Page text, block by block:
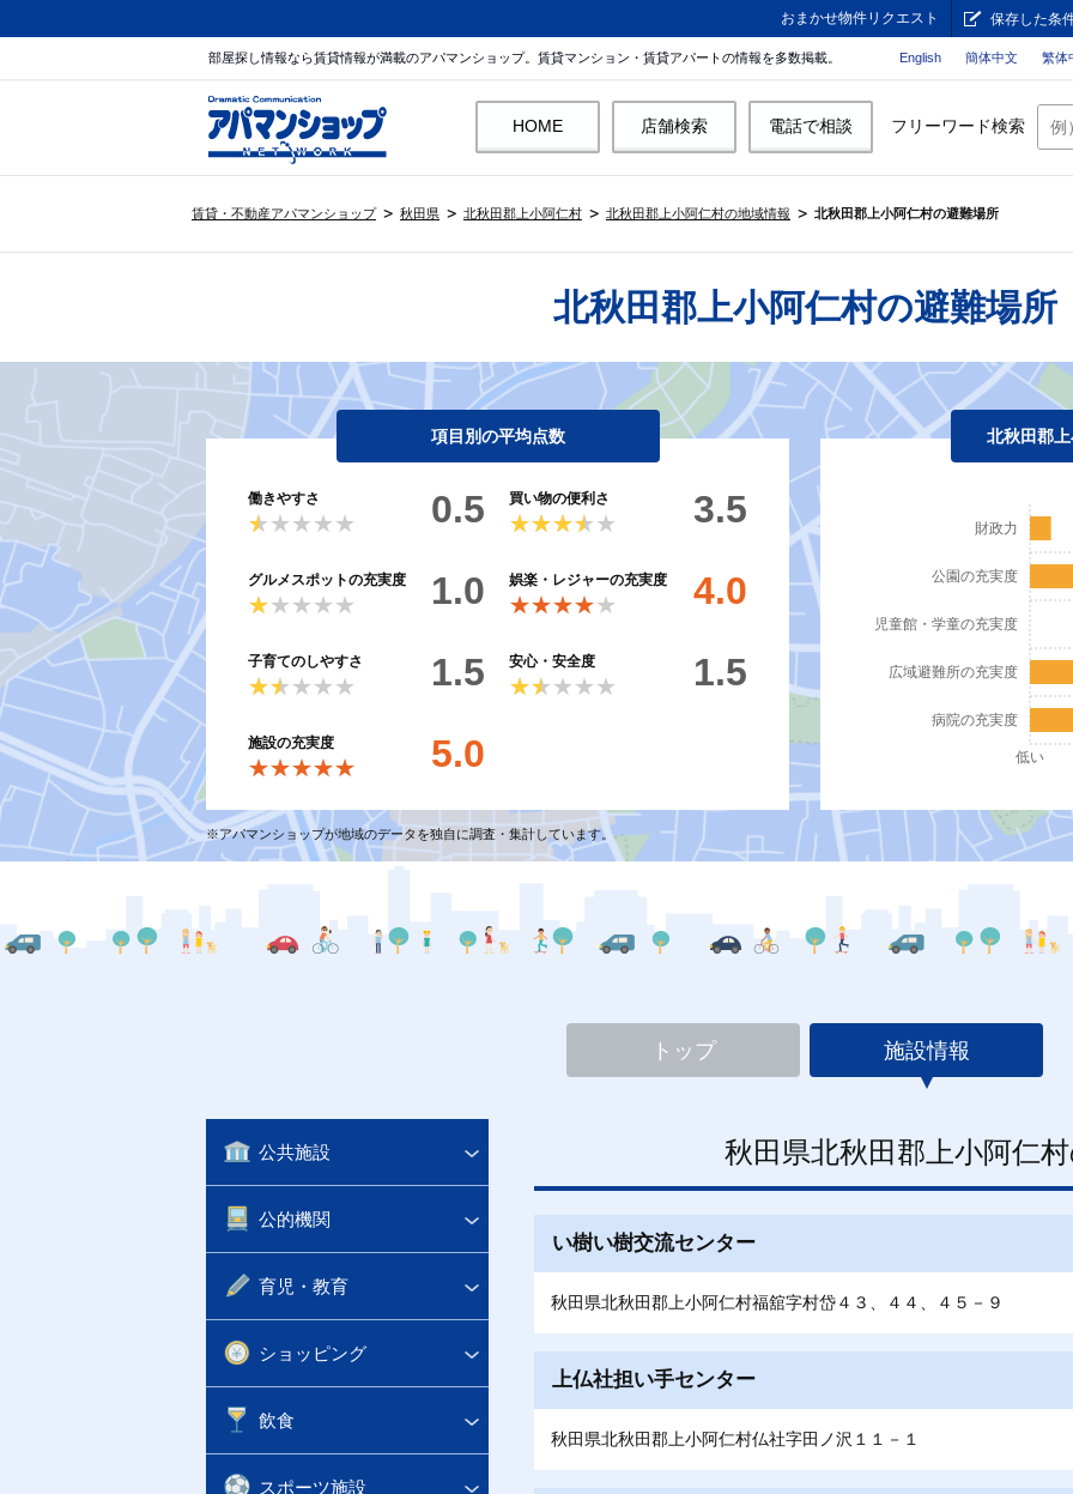
おまかせ物件リクエスト 保存した条
部屋探し情報なら賃貸情報が満載のアパマンショップ。賃貸マンション・賃貸アパートの情報を多数掲載。 English 簡体中文 繁体
HOME 店舗検索 電話で相談 フリーワード検索
賃貸・不動産アパマンショップ 秋田県 北秋田郡上小阿仁村 北秋田郡上小阿仁村の地域情報 北秋田郡上小阿仁村の避難場所
北秋田郡上小阿仁村の避難場所
項目別の平均点数
働きやすさ
★★★★★
★★★★★ 0.5 買い物の便利さ
★★★★★
★★★★★ 3.5
グルメスポットの充実度
★★★★★
★★★★★ 1.0 娯楽・レジャーの充実度
★★★★★
★★★★★ 4.0
子育てのしやすさ
★★★★★
★★★★★ 1.5 安心・安全度
★★★★★
★★★★★ 1.5
施設の充実度
★★★★★
★★★★★ 5.0
北秋田郡
病院の充実度
広域避難所の充実度
児童館・学童の充実度
公園の充実度
財政力
低い
※アパマンショップが地域のデータを独自に調査・集計しています。
トップ 施設情報
公共施設
公的機関
育児・教育
ショッピング
飲食
スポーツ施設
秋田県北秋田郡上小阿仁
い樹い樹交流センター
秋田県北秋田郡上小阿仁村福舘字村岱４３、４４、４５－９
上仏社担い手センター
秋田県北秋田郡上小阿仁村仏社字田ノ沢１１－１